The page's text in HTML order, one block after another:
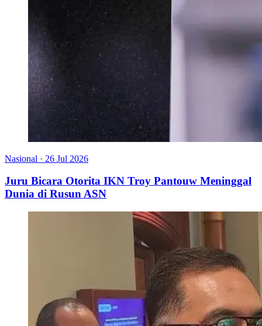
Nasional · 26 Jul 2026
Juru Bicara Otorita IKN Troy Pantouw Meninggal
Dunia di Rusun ASN